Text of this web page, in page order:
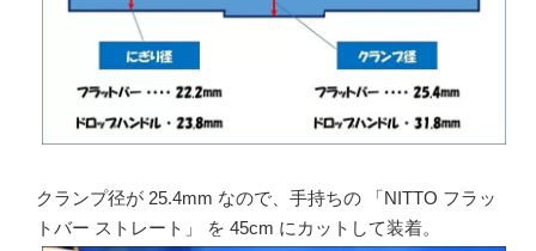
クランプ径が 25.4mm なので、手持ちの 「NITTO フラッ
トバー ストレート」 を 45cm にカットして装着。